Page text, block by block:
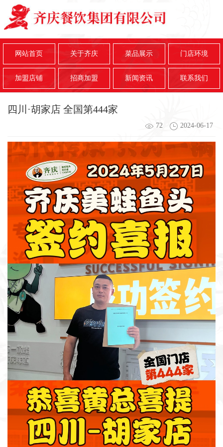
网站首页 关于齐庆 菜品展示 门店环境
加盟店铺 招商加盟 新闻资讯 联系我们
四川·胡家店 全国第444家
72 2024-06-17